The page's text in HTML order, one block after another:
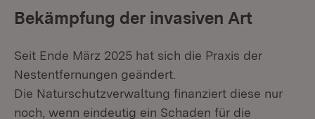
Bekämpfung der invasiven Art
Seit Ende März 2025 hat sich die Praxis der
Nestentfernungen geändert.
Die Naturschutzverwaltung finanziert diese nur
noch, wenn eindeutig ein Schaden für die